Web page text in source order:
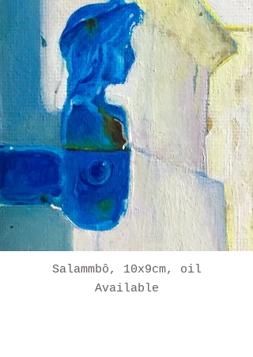
Salammbô, 10x9cm, oil
Available